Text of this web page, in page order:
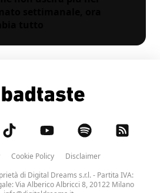
Cookie Policy
Disclaimer
di Digital Dreams s.r.l.- Partita IVA:
Via Alberico Albricci 8, 20122 Milano